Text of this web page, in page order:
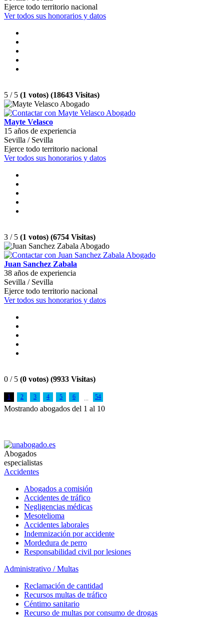
Ejerce todo territorio nacional
Ver todos sus honorarios y datos
5 / 5 (1 votos) (18643 Visitas)
Mayte Velasco
15 años de experiencia
Sevilla / Sevilla
Ejerce todo territorio nacional
Ver todos sus honorarios y datos
3 / 5 (1 votos) (6754 Visitas)
Juan Sanchez Zabala
38 años de experiencia
Sevilla / Sevilla
Ejerce todo territorio nacional
Ver todos sus honorarios y datos
0 / 5 (0 votos) (9933 Visitas)
1 2 3 4 5 6 ... 54
Mostrando abogados del 1 al 10
Abogados
especialistas
Accidentes
Abogados a comisión
Accidentes de tráfico
Negligencias médicas
Mesotelioma
Accidentes laborales
Indemnización por accidente
Mordedura de perro
Responsabilidad civil por lesiones
Administrativo / Multas
Reclamación de cantidad
Recursos multas de tráfico
Céntimo sanitario
Recurso de multas por consumo de drogas